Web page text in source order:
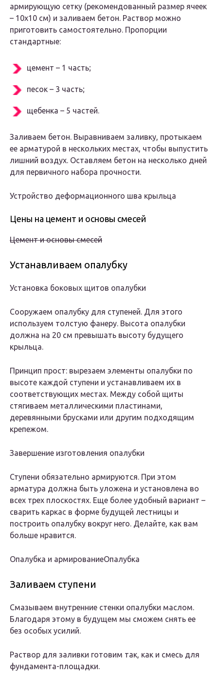
армирующую сетку (рекомендованный размер ячеек
– 10х10 см) и заливаем бетон. Раствор можно
приготовить самостоятельно. Пропорции
стандартные:
цемент – 1 часть;
песок – 3 часть;
щебенка – 5 частей.
Заливаем бетон. Выравниваем заливку, протыкаем
ее арматурой в нескольких местах, чтобы выпустить
лишний воздух. Оставляем бетон на несколько дней
для первичного набора прочности.
Устройство деформационного шва крыльца
Цены на цемент и основы смесей
Цемент и основы смесей
Устанавливаем опалубку
Установка боковых щитов опалубки
Сооружаем опалубку для ступеней. Для этого
используем толстую фанеру. Высота опалубки
должна на 20 см превышать высоту будущего
крыльца.
Принцип прост: вырезаем элементы опалубки по
высоте каждой ступени и устанавливаем их в
соответствующих местах. Между собой щиты
стягиваем металлическими пластинами,
деревянными брусками или другим подходящим
крепежом.
Завершение изготовления опалубки
Ступени обязательно армируются. При этом
арматура должна быть уложена и установлена во
всех трех плоскостях. Еще более удобный вариант –
сварить каркас в форме будущей лестницы и
построить опалубку вокруг него. Делайте, как вам
больше нравится.
Опалубка и армированиеОпалубка
Заливаем ступени
Смазываем внутренние стенки опалубки маслом.
Благодаря этому в будущем мы сможем снять ее
без особых усилий.
Раствор для заливки готовим так, как и смесь для
фундамента-площадки.